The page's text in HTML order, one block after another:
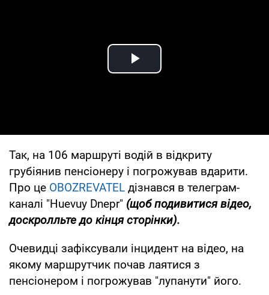
Play Video
Так, на 106 маршруті водій в відкриту
грубіянив пенсіонеру і погрожував вдарити.
Про це OBOZREVATEL дізнався в телеграм-
каналі "Huevuy Dnepr" (щоб подивитися відео,
доскролльте до кінця сторінки).
Очевидці зафіксували інцидент на відео, на
якому маршрутчик почав лаятися з
пенсіонером і погрожував "лупанути" його.